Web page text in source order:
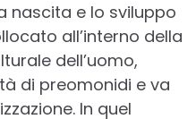
nascita e lo sviluppo
all’interno della
dell’uomo,
di preomonidi e va
In quel